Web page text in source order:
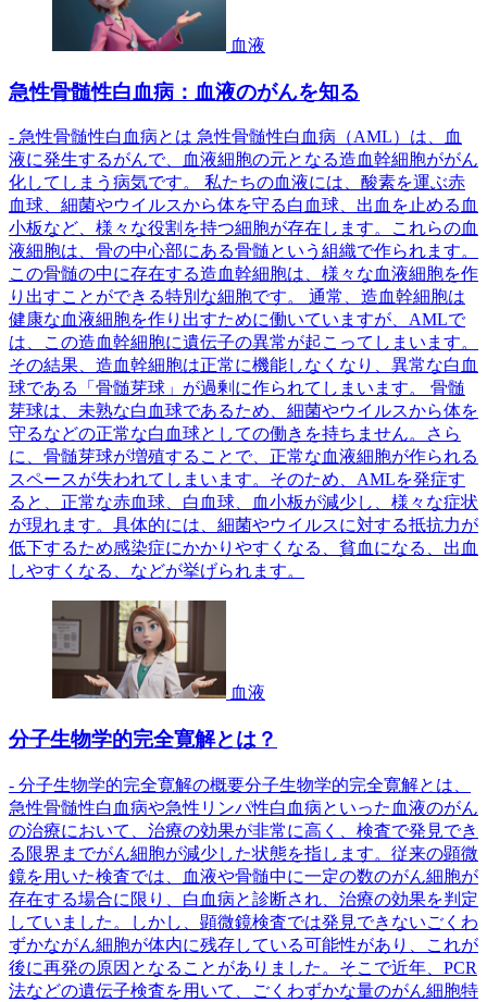
血液
急性骨髄性白血病：血液のがんを知る
- 急性骨髄性白血病とは 急性骨髄性白血病（AML）は、血
液に発生するがんで、血液細胞の元となる造血幹細胞ががん
化してしまう病気です。 私たちの血液には、酸素を運ぶ赤
血球、細菌やウイルスから体を守る白血球、出血を止める血
小板など、様々な役割を持つ細胞が存在します。これらの血
液細胞は、骨の中心部にある骨髄という組織で作られます。
この骨髄の中に存在する造血幹細胞は、様々な血液細胞を作
り出すことができる特別な細胞です。 通常、造血幹細胞は
健康な血液細胞を作り出すために働いていますが、AMLで
は、この造血幹細胞に遺伝子の異常が起こってしまいます。
その結果、造血幹細胞は正常に機能しなくなり、異常な白血
球である「骨髄芽球」が過剰に作られてしまいます。 骨髄
芽球は、未熟な白血球であるため、細菌やウイルスから体を
守るなどの正常な白血球としての働きを持ちません。さら
に、骨髄芽球が増殖することで、正常な血液細胞が作られる
スペースが失われてしまいます。そのため、AMLを発症す
ると、正常な赤血球、白血球、血小板が減少し、様々な症状
が現れます。具体的には、細菌やウイルスに対する抵抗力が
低下するため感染症にかかりやすくなる、貧血になる、出血
しやすくなる、などが挙げられます。
血液
分子生物学的完全寛解とは？
- 分子生物学的完全寛解の概要分子生物学的完全寛解とは、
急性骨髄性白血病や急性リンパ性白血病といった血液のがん
の治療において、治療の効果が非常に高く、検査で発見でき
る限界までがん細胞が減少した状態を指します。従来の顕微
鏡を用いた検査では、血液や骨髄中に一定の数のがん細胞が
存在する場合に限り、白血病と診断され、治療の効果を判定
していました。しかし、顕微鏡検査では発見できないごくわ
ずかながん細胞が体内に残存している可能性があり、これが
後に再発の原因となることがありました。そこで近年、PCR
法などの遺伝子検査を用いて、ごくわずかな量のがん細胞特